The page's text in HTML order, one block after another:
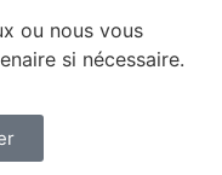
ou nous vous
si nécessaire.